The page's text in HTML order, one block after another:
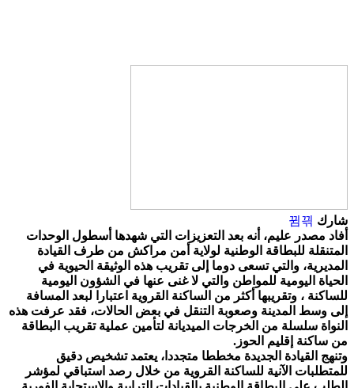
شارك
أفاد مصدر عليم، أنه بعد التعزيزات التي شهدها أسطول الوحدات
المتنقلة للبطاقة الوطنية لولاية أمن مراكش من طرف القيادة
المديرية، والتي تسعى دوما إلى تقريب هذه الوثيقة الحيوية في
الحياة اليومية للمواطن والتي لا غنى عنها في الشؤون اليومية
للساكنة ، وتقريبها أكثر من الساكنة القروية اعتبارا لبعد المسافة
إلى وسط المدينة وصعوبة التنقل في بعض الحالات، فقد عرفت هذه
النواة سلسلة من الخرجات الميديانة لتأمين عملية تقريب البطاقة
من ساكنة إقليم الحوز.
وتنهج القيادة الجديدة مخططا متجددا، يعتمد تشخيص دقيق
للمتطلبات الآنية للساكنة القروية من خلال رصد استباقي لمؤشر